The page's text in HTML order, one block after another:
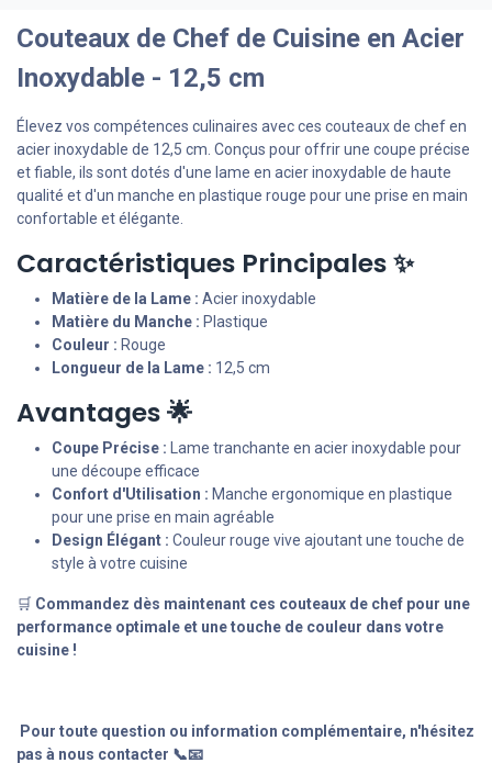
Couteaux de Chef de Cuisine en Acier
Inoxydable - 12,5 cm
Élevez vos compétences culinaires avec ces couteaux de chef en
acier inoxydable de 12,5 cm. Conçus pour offrir une coupe précise
et fiable, ils sont dotés d'une lame en acier inoxydable de haute
qualité et d'un manche en plastique rouge pour une prise en main
confortable et élégante.
Caractéristiques Principales ✨
Matière de la Lame : Acier inoxydable
Matière du Manche : Plastique
Couleur : Rouge
Longueur de la Lame : 12,5 cm
Avantages 🌟
Coupe Précise : Lame tranchante en acier inoxydable pour
une découpe efficace
Confort d'Utilisation : Manche ergonomique en plastique
pour une prise en main agréable
Design Élégant : Couleur rouge vive ajoutant une touche de
style à votre cuisine
🛒 Commandez dès maintenant ces couteaux de chef pour une
performance optimale et une touche de couleur dans votre
cuisine !
Pour toute question ou information complémentaire, n'hésitez
pas à nous contacter 📞📧